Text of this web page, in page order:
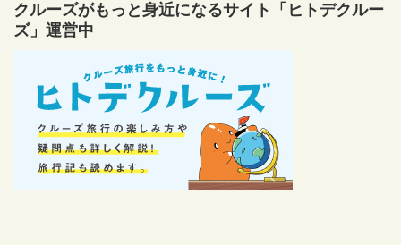
クルーズがもっと身近になるサイト「ヒトデクルー
ズ」運営中